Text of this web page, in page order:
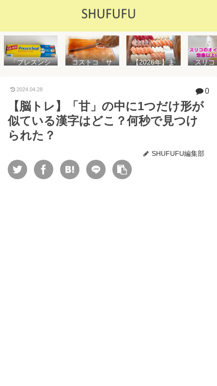
「プレスンシ
説！コストコ
る店はどこ？
粘着面に危険
性はない？
コストコ「サ
や冷凍保存方
法を紹介
【2026年】ま
が高いけど購
入するべき？
スリコ
思え
め！霧
イル差
WAY
2024.04.28 0
【脳トレ】「甘」の中に1つだけ形が
似ている漢字はどこ？何秒で見つけ
られた？
SHUFUFU編集部